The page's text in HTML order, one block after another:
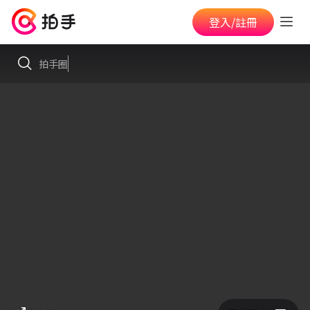
登入/註冊
拍手圈